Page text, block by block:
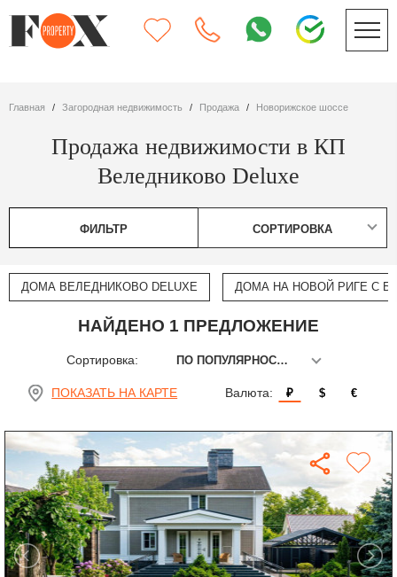
Главная Загородная недвижимость Продажа Новорижское шоссе
Продажа недвижимости в КП
Веледниково Deluxe
ФИЛЬТР СОРТИРОВКА
ДОМА ВЕЛЕДНИКОВО DELUXE ДОМА НА НОВОЙ РИГЕ С
НАЙДЕНО 1 ПРЕДЛОЖЕНИЕ
Сортировка: ПО ПОПУЛЯРНОСТИ
ПОКАЗАТЬ НА КАРТЕ Валюта: ₽ $ €